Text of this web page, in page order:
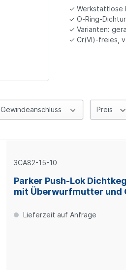
✓ Werkstattlose
✓ O‑Ring-
✓ Varianten:
✓ Cr(VI)-freies,
Gewindeanschluss Preis
3CA82-15-10
Parker Push-Lok
mit Überwurfmutter und
verzinkt
Lieferzeit auf Anfrage